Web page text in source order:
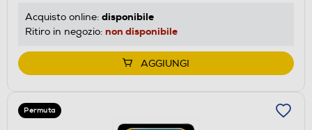
Acquisto online: disponibile
Ritiro in negozio: non disponibile
AGGIUNGI
Permuta